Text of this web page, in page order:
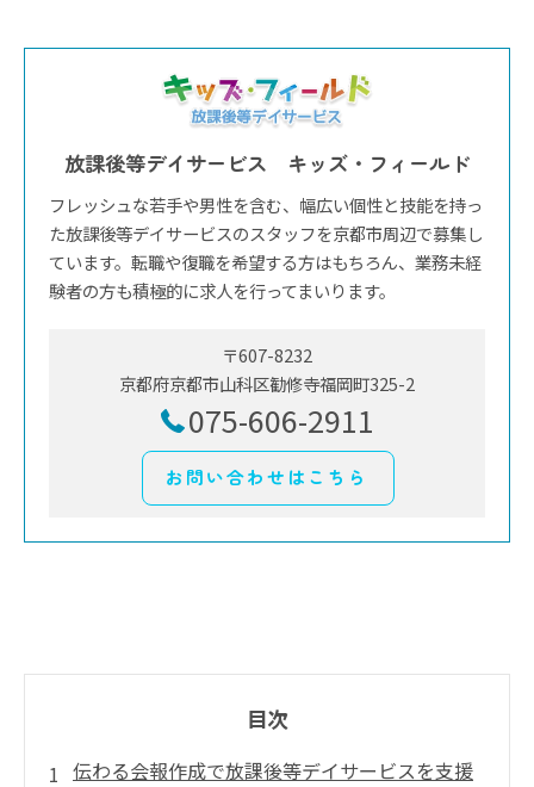
放課後等デイサービス キッズ・フィールド
フレッシュな若手や男性を含む、幅広い個性と技能を持っ
た放課後等デイサービスのスタッフを京都市周辺で募集し
ています。転職や復職を希望する方はもちろん、業務未経
験者の方も積極的に求人を行ってまいります。
〒607-8232
京都府京都市山科区勧修寺福岡町325-2
075-606-2911
お問い合わせはこちら
目次
伝わる会報作成で放課後等デイサービスを支援